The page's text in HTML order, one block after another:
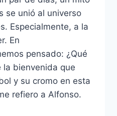
se unió al universo
Especialmente, a la
En
pensado: ¿Qué
la bienvenida que
y su cromo en esta
refiero a Alfonso.